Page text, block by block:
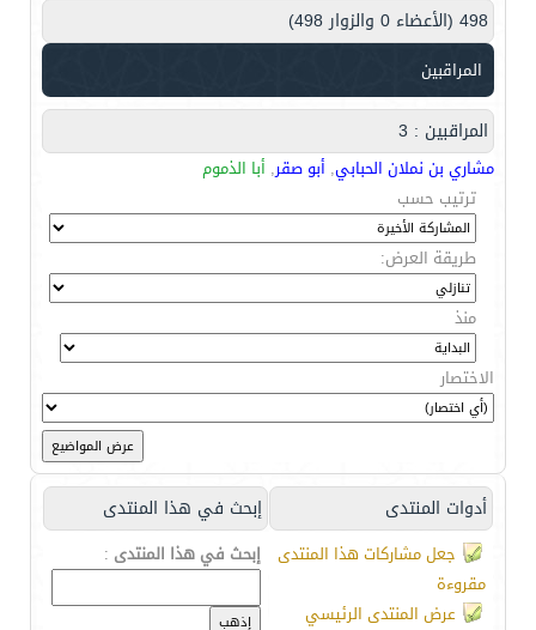
498 (الأعضاء 0 والزوار 498)
المراقبين
المراقبين : 3
مشاري بن نملان الحبابي, أبو صقر, أبا الذموم
ترتيب حسب
طريقة العرض:
منذ
الاختصار
أدوات المنتدى إبحث في هذا المنتدى
جعل مشاركات هذا المنتدى
مقروءة
عرض المنتدى الرئيسي
إبحث في هذا المنتدى :